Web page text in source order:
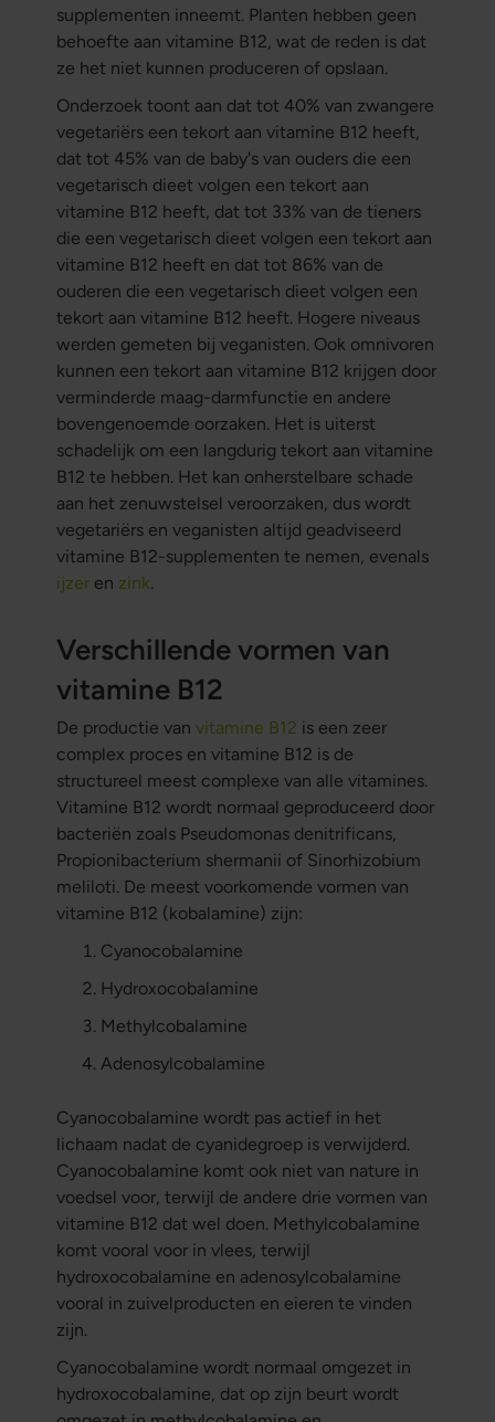
supplementen inneemt. Planten hebben geen
behoefte aan vitamine B12, wat de reden is dat
ze het niet kunnen produceren of opslaan.
Onderzoek toont aan dat tot 40% van zwangere
vegetariërs een tekort aan vitamine B12 heeft,
dat tot 45% van de baby's van ouders die een
vegetarisch dieet volgen een tekort aan
vitamine B12 heeft, dat tot 33% van de tieners
die een vegetarisch dieet volgen een tekort aan
vitamine B12 heeft en dat tot 86% van de
ouderen die een vegetarisch dieet volgen een
tekort aan vitamine B12 heeft. Hogere niveaus
werden gemeten bij veganisten. Ook omnivoren
kunnen een tekort aan vitamine B12 krijgen door
verminderde maag-darmfunctie en andere
bovengenoemde oorzaken. Het is uiterst
schadelijk om een langdurig tekort aan vitamine
B12 te hebben. Het kan onherstelbare schade
aan het zenuwstelsel veroorzaken, dus wordt
vegetariërs en veganisten altijd geadviseerd
vitamine B12-supplementen te nemen, evenals
ijzeren zink.
Verschillende vormen van
vitamine B12
De productie van vitamine B12 is een zeer
complex proces en vitamine B12 is de
structureel meest complexe van alle vitamines.
Vitamine B12 wordt normaal geproduceerd door
bacteriën zoals Pseudomonas denitrificans,
Propionibacterium shermanii of Sinorhizobium
meliloti. De meest voorkomende vormen van
vitamine B12 (kobalamine) zijn:
Cyanocobalamine
Hydroxocobalamine
Methylcobalamine
Adenosylcobalamine
Cyanocobalamine wordt pas actief in het
lichaam nadat de cyanidegroep is verwijderd.
Cyanocobalamine komt ook niet van nature in
voedsel voor, terwijl de andere drie vormen van
vitamine B12 dat wel doen. Methylcobalamine
komt vooral voor in vlees, terwijl
hydroxocobalamine en adenosylcobalamine
vooral in zuivelproducten en eieren te vinden
zijn.
Cyanocobalamine wordt normaal omgezet in
hydroxocobalamine, dat op zijn beurt wordt